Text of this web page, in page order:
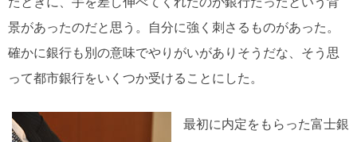
景があったのだと思う。自分に強く刺さるものがあった。
確かに銀行も別の意味でやりがいがありそうだな、そう思
って都市銀行をいくつか受けることにした。
最初に内定をもらった富士銀